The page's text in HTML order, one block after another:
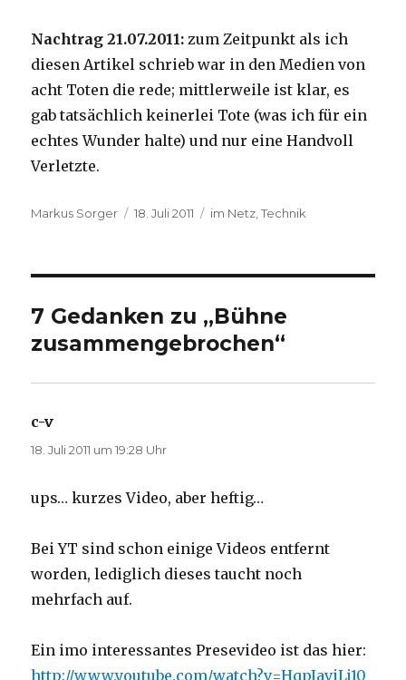
Nachtrag 21.07.2011: zum Zeitpunkt als ich
diesen Artikel schrieb war in den Medien von
acht Toten die rede; mittlerweile ist klar, es
gab tatsächlich keinerlei Tote (was ich für ein
echtes Wunder halte) und nur eine Handvoll
Verletzte.
Autor
Markus Sorger
Veröffentlicht
18. Juli 2011 Kategorien
im Netz ,Technik
7 Gedanken zu „Bühne
zusammengebrochen“
c-v
18. Juli 2011 um 19:28 Uhr
ups… kurzes Video, aber heftig…
Bei YT sind schon einige Videos entfernt
worden, lediglich dieses taucht noch
mehrfach auf.
Ein imo interessantes Presevideo ist das hier:
http://www.youtube.com/watch?v=HqpJaviLj10